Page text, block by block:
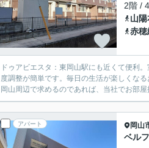
2階 /
山
赤穂
ドゥアビエスタ：東岡山駅にも近くて便利
度調整が簡単です。毎日の生活が楽しくな
岡山周辺で求めるのであれば、当社でお部
アパート 岡山
ベル